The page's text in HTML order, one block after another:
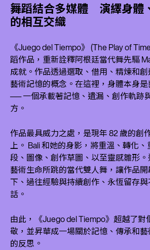
舞蹈結合多媒體 演繹身體
的相互交織
《Juego del Tiempo》 (The Play of
蹈作品，重新詮釋阿根廷當代舞先驅
成就。作品透過選取、借用、精煉和
藝術記憶的概念。在這裡，身體本身
── 一個承載著記憶、遺漏、創作軌跡
方。
作品最具威力之處，是現年 82 歲的創
上。 Bali 和她的身影，將重溫、轉化
段、圖像、創作草圖、以至靈感雛形
藝術生命所跳的當代雙人舞，讓作品
下、過往經驗與持續創作、永恆留存
話。
由此，《Juego del Tiempo》超越了對
敬，並昇華成一場關於記憶、傳承和
的反思。